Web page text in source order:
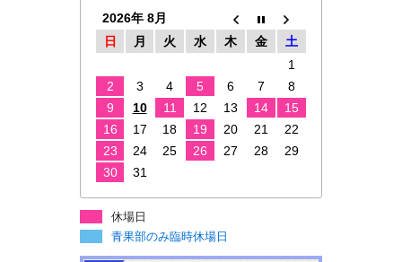
2026年 8月
日
月 火 水 木 金
土
1
2
3 4 5 6 7
8
9
10 11 12 13 14
15
16
17 18 19 20 21
22
23
24 25 26 27 28
29
30
31
休場日
青果部のみ臨時休場日